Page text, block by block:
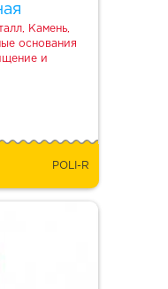
Камень,
основания
и
POLI-R